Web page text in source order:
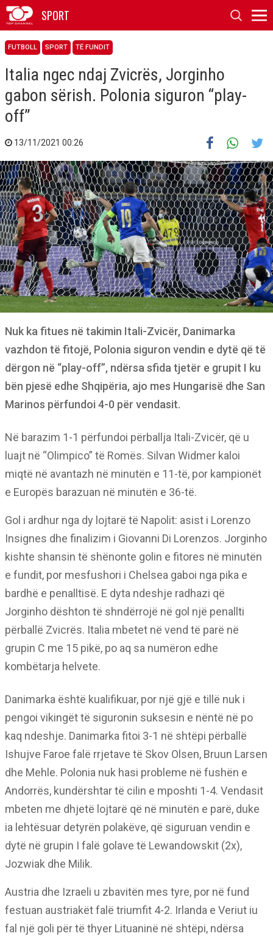
SPORT
FUTBOLL SPORT TË FUNDIT
Italia ngec ndaj Zvicrës, Jorginho
gabon sërish. Polonia siguron “play-
off”
13/11/2021 00:26
Nuk ka fitues në takimin Itali-Zvicër, Danimarka
vazhdon të fitojë, Polonia siguron vendin e dytë që të
dërgon në “play-off”, ndërsa sfida tjetër e grupit I ku
bën pjesë edhe Shqipëria, ajo mes Hungarisë dhe San
Marinos përfundoi 4-0 për vendasit.
Në barazim 1-1 përfundoi përballja Itali-Zvicër, që u
luajt në “Olimpico” të Romës. Silvan Widmer kaloi
miqtë në avantazh në minutën e 11-të, por kampionët
e Europës barazuan në minutën e 36-të.
Gol i ardhur nga dy lojtarë të Napolit: asist i Lorenzo
Insignes dhe finalizim i Giovanni Di Lorenzos. Jorginho
kishte shansin të shënonte golin e fitores në minutën
e fundit, por mesfushori i Chelsea gaboi nga pika e
bardhë e penalltisë. E dyta ndeshje radhazi që
Jorginho dështon të shndërrojë në gol një penallti
përballë Zvicrës. Italia mbetet në vend të parë në
grupin C me 15 pikë, po aq sa numëron edhe
kombëtarja helvete.
Danimarka është kualifikuar, por një gjë e tillë nuk i
pengoi vikingët të siguronin suksesin e nëntë në po
kaq ndeshje. Danimarka fitoi 3-1 në shtëpi përballë
Ishujve Faroe falë rrjetave të Skov Olsen, Bruun Larsen
dhe Mehle. Polonia nuk hasi probleme në fushën e
Andorrës, kundërshtar të cilin e mposhti 1-4. Vendasit
mbeten me dhjetë lojtarë që në minutën e parë, duke
ia lehtësuar detyrën polakëve, që siguruan vendin e
dytë në grupin I falë golave të Lewandowskit (2x),
Jozwiak dhe Milik.
Austria dhe Izraeli u zbavitën mes tyre, por në fund
festuan austriakët falë triumfit 4-2. Irlanda e Veriut iu
fal një goli për të thyer Lituaninë në shtëpi, ndërsa